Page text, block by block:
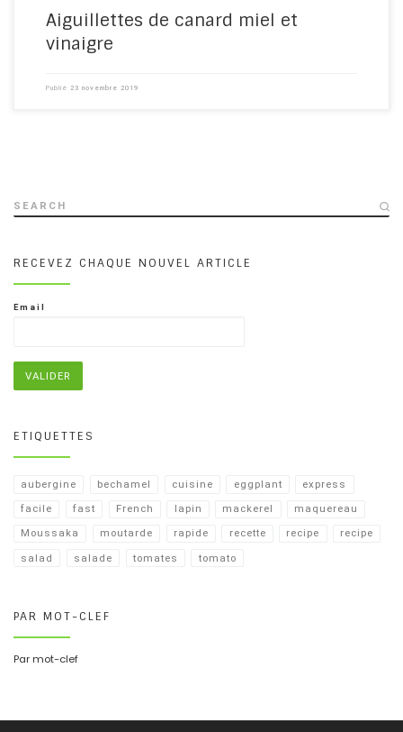
Aiguillettes de canard miel et
vinaigre
Publié 23 novembre 2019
SEARCH
RECEVEZ CHAQUE NOUVEL ARTICLE
Email
ETIQUETTES
aubergine bechamel cuisine eggplant
express
facile
fast French lapin mackerel
maquereau
Moussaka
moutarde rapide recette recipe
recipe​
salad
salade tomates tomato
PAR MOT-CLEF
Par mot-clef